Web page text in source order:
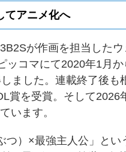
てアニメ化へ
が作画を担当した
ッコマにて2020年1月
ました。連載終了後も
賞を受賞。そして2026
います。
つ）×最強主人公」とい